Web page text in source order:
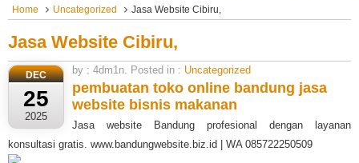
Home Uncategorized Jasa Website Cibiru,
Jasa Website Cibiru,
DEC
25
2025
by : 4dm1n. Posted in : Uncategorized
pembuatan toko online bandung jasa
website bisnis makanan
Jasa website Bandung profesional dengan layanan
konsultasi gratis. www.bandungwebsite.biz.id | WA 085722250509